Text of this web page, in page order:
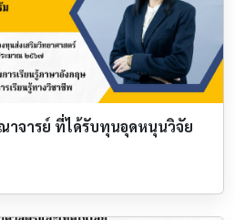
าจารย์ ที่ได้รับทุนอุดหนุนวิจัย